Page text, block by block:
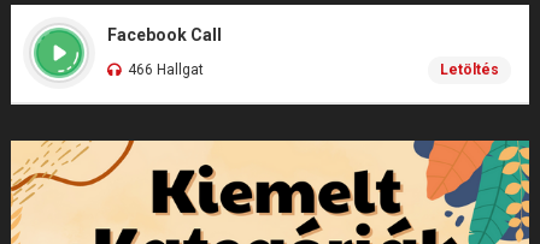
Facebook Call
466 Hallgat Letöltés